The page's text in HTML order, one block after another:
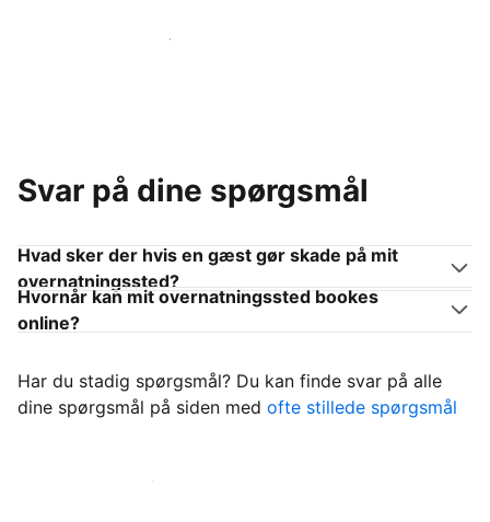
Slut dig til andre værter som dig
Svar på dine spørgsmål
Hvad sker der hvis en gæst gør skade på mit
overnatningssted?
Hvornår kan mit overnatningssted bookes
online?
Har du stadig spørgsmål? Du kan finde svar på alle
dine spørgsmål på siden med ofte stillede spørgsmål
Begynd at tage imod gæster